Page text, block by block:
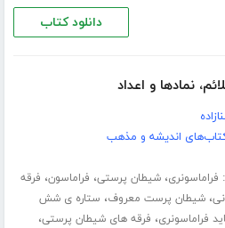
دانلود کتاب
نمادها و اعداد
اندیشه و مذهب
فراماسونری،شیطان پرستی، فراماسون، فرقه
،شیطان پرست معروف، ستاره ی شش
فراماسونری، فرقه های شیطان پرستی،